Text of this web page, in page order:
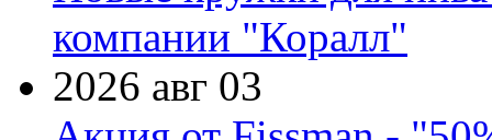
компании "Коралл"
2026 авг 03